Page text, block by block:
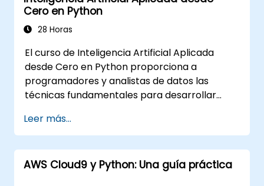
Cero en Python
28 Horas
El curso de Inteligencia Artificial Aplicada
desde Cero en Python proporciona a
programadores y analistas de datos las
técnicas fundamentales para desarrollar
cero utilizando Python. Aborda los principios
básicos del aprendizaje supervisado
(clasificación y regresión), aprendizaje no
supervisado (agrupamiento y detección de
Leer más...
AWS Cloud9 y Python: Una guía práctica